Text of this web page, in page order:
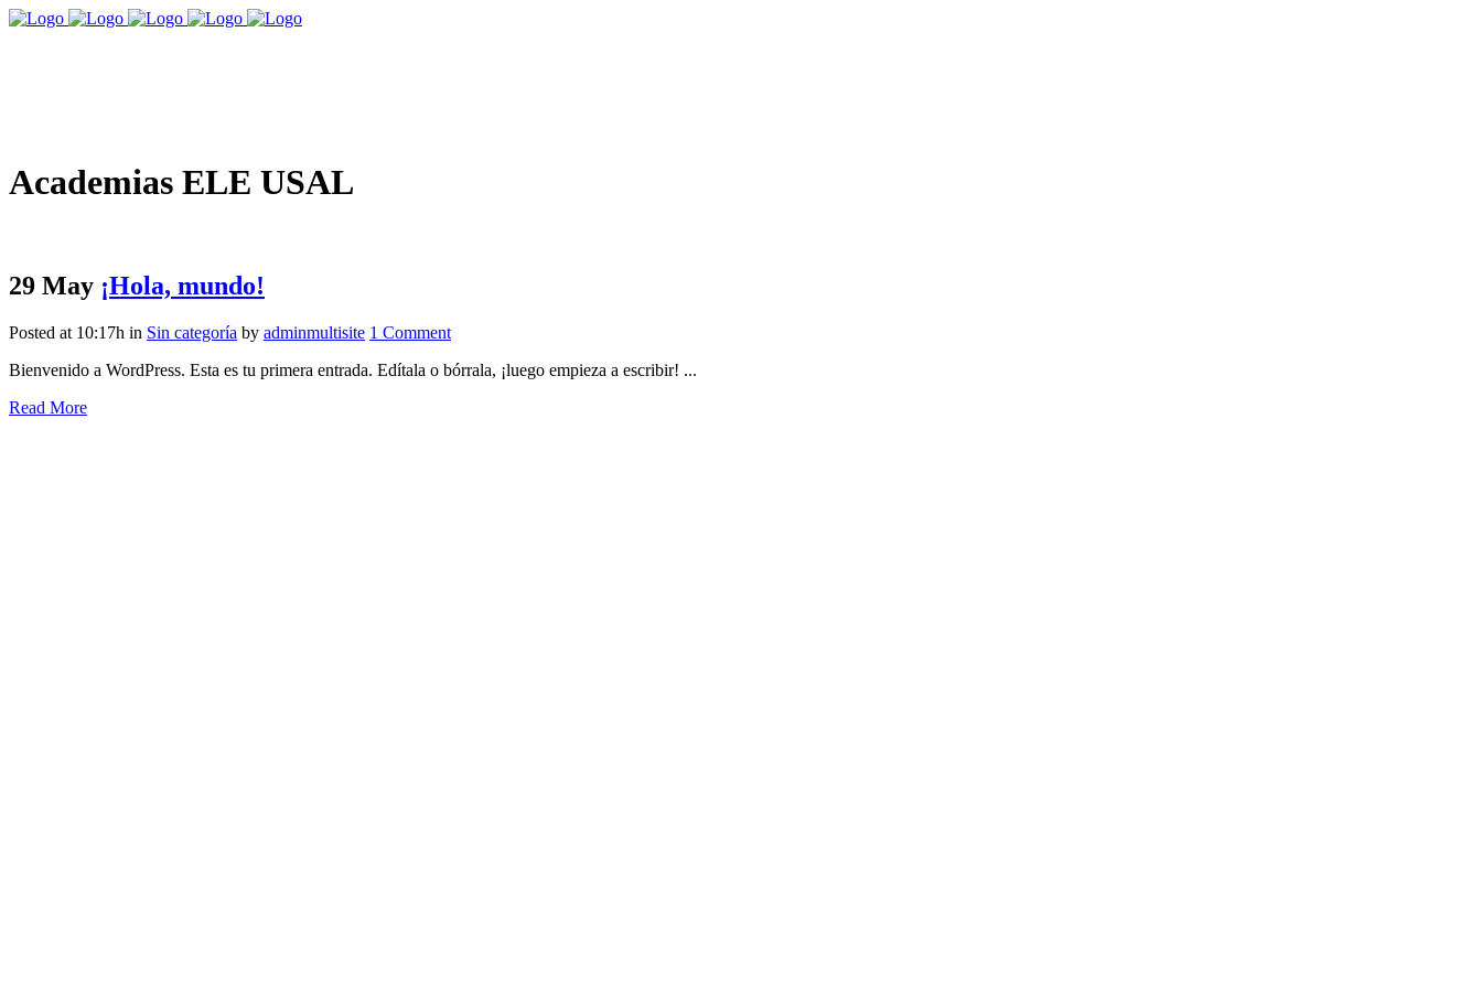
Academias ELE USAL
29 May ¡Hola, mundo!
Posted at 10:17h in Sin categoría by adminmultisite 1 Comment
Bienvenido a WordPress. Esta es tu primera entrada. Edítala o bórrala, ¡luego empieza a escribir! ...
Read More